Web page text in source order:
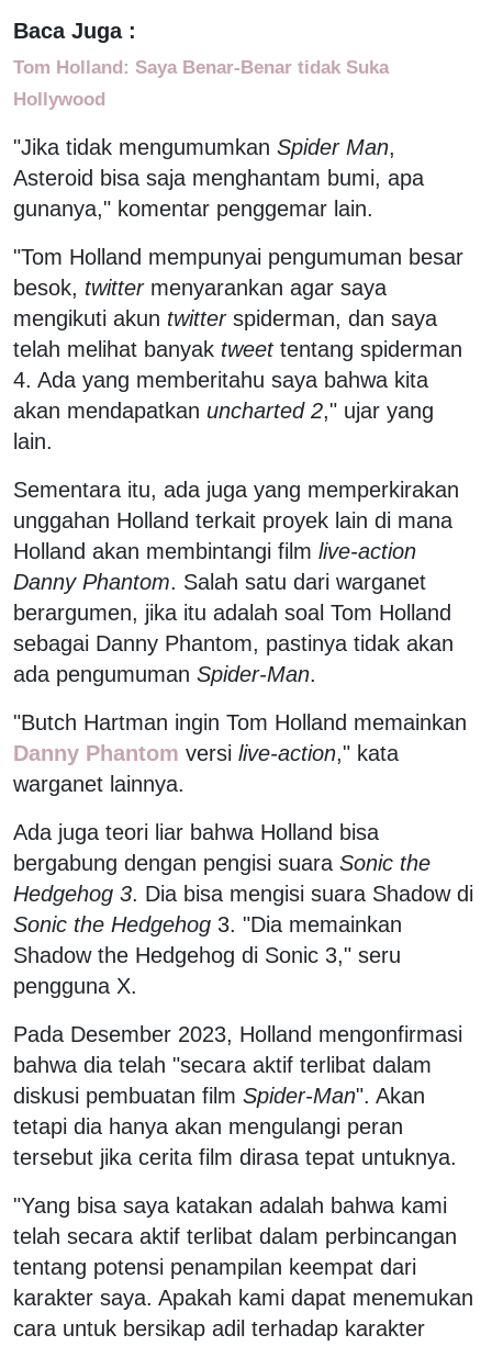
Baca Juga :
Tom Holland: Saya Benar-Benar tidak Suka
Hollywood
"Jika tidak mengumumkan Spider Man,
Asteroid bisa saja menghantam bumi, apa
gunanya," komentar penggemar lain.
"Tom Holland mempunyai pengumuman besar
besok, twittermenyarankan agar saya
mengikuti akun twitterspiderman, dan saya
telah melihat banyak tweettentang spiderman
4. Ada yang memberitahu saya bahwa kita
akan mendapatkan uncharted 2," ujar yang
lain.
Sementara itu, ada juga yang memperkirakan
unggahan Holland terkait proyek lain di mana
Holland akan membintangi film live-action
Danny Phantom. Salah satu dari warganet
berargumen, jika itu adalah soal Tom Holland
sebagai Danny Phantom, pastinya tidak akan
ada pengumuman Spider-Man.
"Butch Hartman ingin Tom Holland memainkan
Danny Phantom versi live-action," kata
warganet lainnya.
Ada juga teori liar bahwa Holland bisa
bergabung dengan pengisi suara Sonic the
Hedgehog 3. Dia bisa mengisi suara Shadow di
Sonic the Hedgehog 3. "Dia memainkan
Shadow the Hedgehog di Sonic 3," seru
pengguna X.
Pada Desember 2023, Holland mengonfirmasi
bahwa dia telah "secara aktif terlibat dalam
diskusi pembuatan film Spider-Man". Akan
tetapi dia hanya akan mengulangi peran
tersebut jika cerita film dirasa tepat untuknya.
"Yang bisa saya katakan adalah bahwa kami
telah secara aktif terlibat dalam perbincangan
tentang potensi penampilan keempat dari
karakter saya. Apakah kami dapat menemukan
cara untuk bersikap adil terhadap karakter